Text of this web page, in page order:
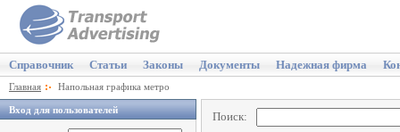
Справочник Статьи Законы Документы Надежная фирма
Главная Напольная графика метро
Вход для пользователей Поиск: